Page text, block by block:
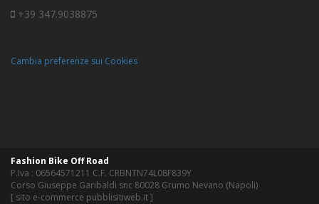
+39 347.9038875
Cambia preferenze sui Cookies
Fashion Bike Off Road
P.Iva : 06564571211 C.F. CRBNTN74L08F839Y
Corso Giuseppe Garibaldi snc 80028 Grumo Nevano (Napoli)
[ sito e-commerce pubblisitiweb.it]